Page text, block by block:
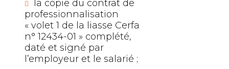
la copie du contrat de
professionnalisation
« volet 1 de la liasse Cerfa
n° 12434-01 » complété,
daté et signé par
l’employeur et le salarié ;